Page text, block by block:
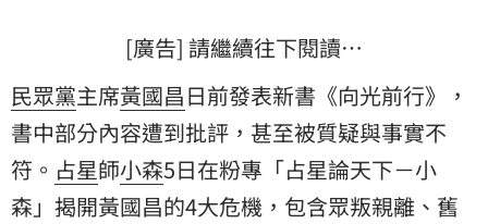
[廣告] 請繼續往下閱讀…
民眾黨主席黃國昌日前發表新書《向光前行》，
書中部分內容遭到批評，甚至被質疑與事實不
符。 占星師小森5日在粉專「占星論天下－小
森」揭開黃國昌的4大危機，包含眾叛親離、舊